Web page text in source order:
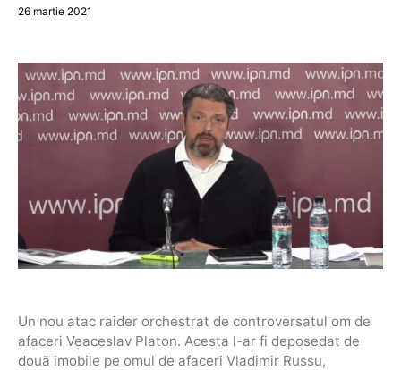
26 martie 2021
Un nou atac raider orchestrat de controversatul om de
afaceri Veaceslav Platon. Acesta l-ar fi deposedat de
două imobile pe omul de afaceri Vladimir Russu,